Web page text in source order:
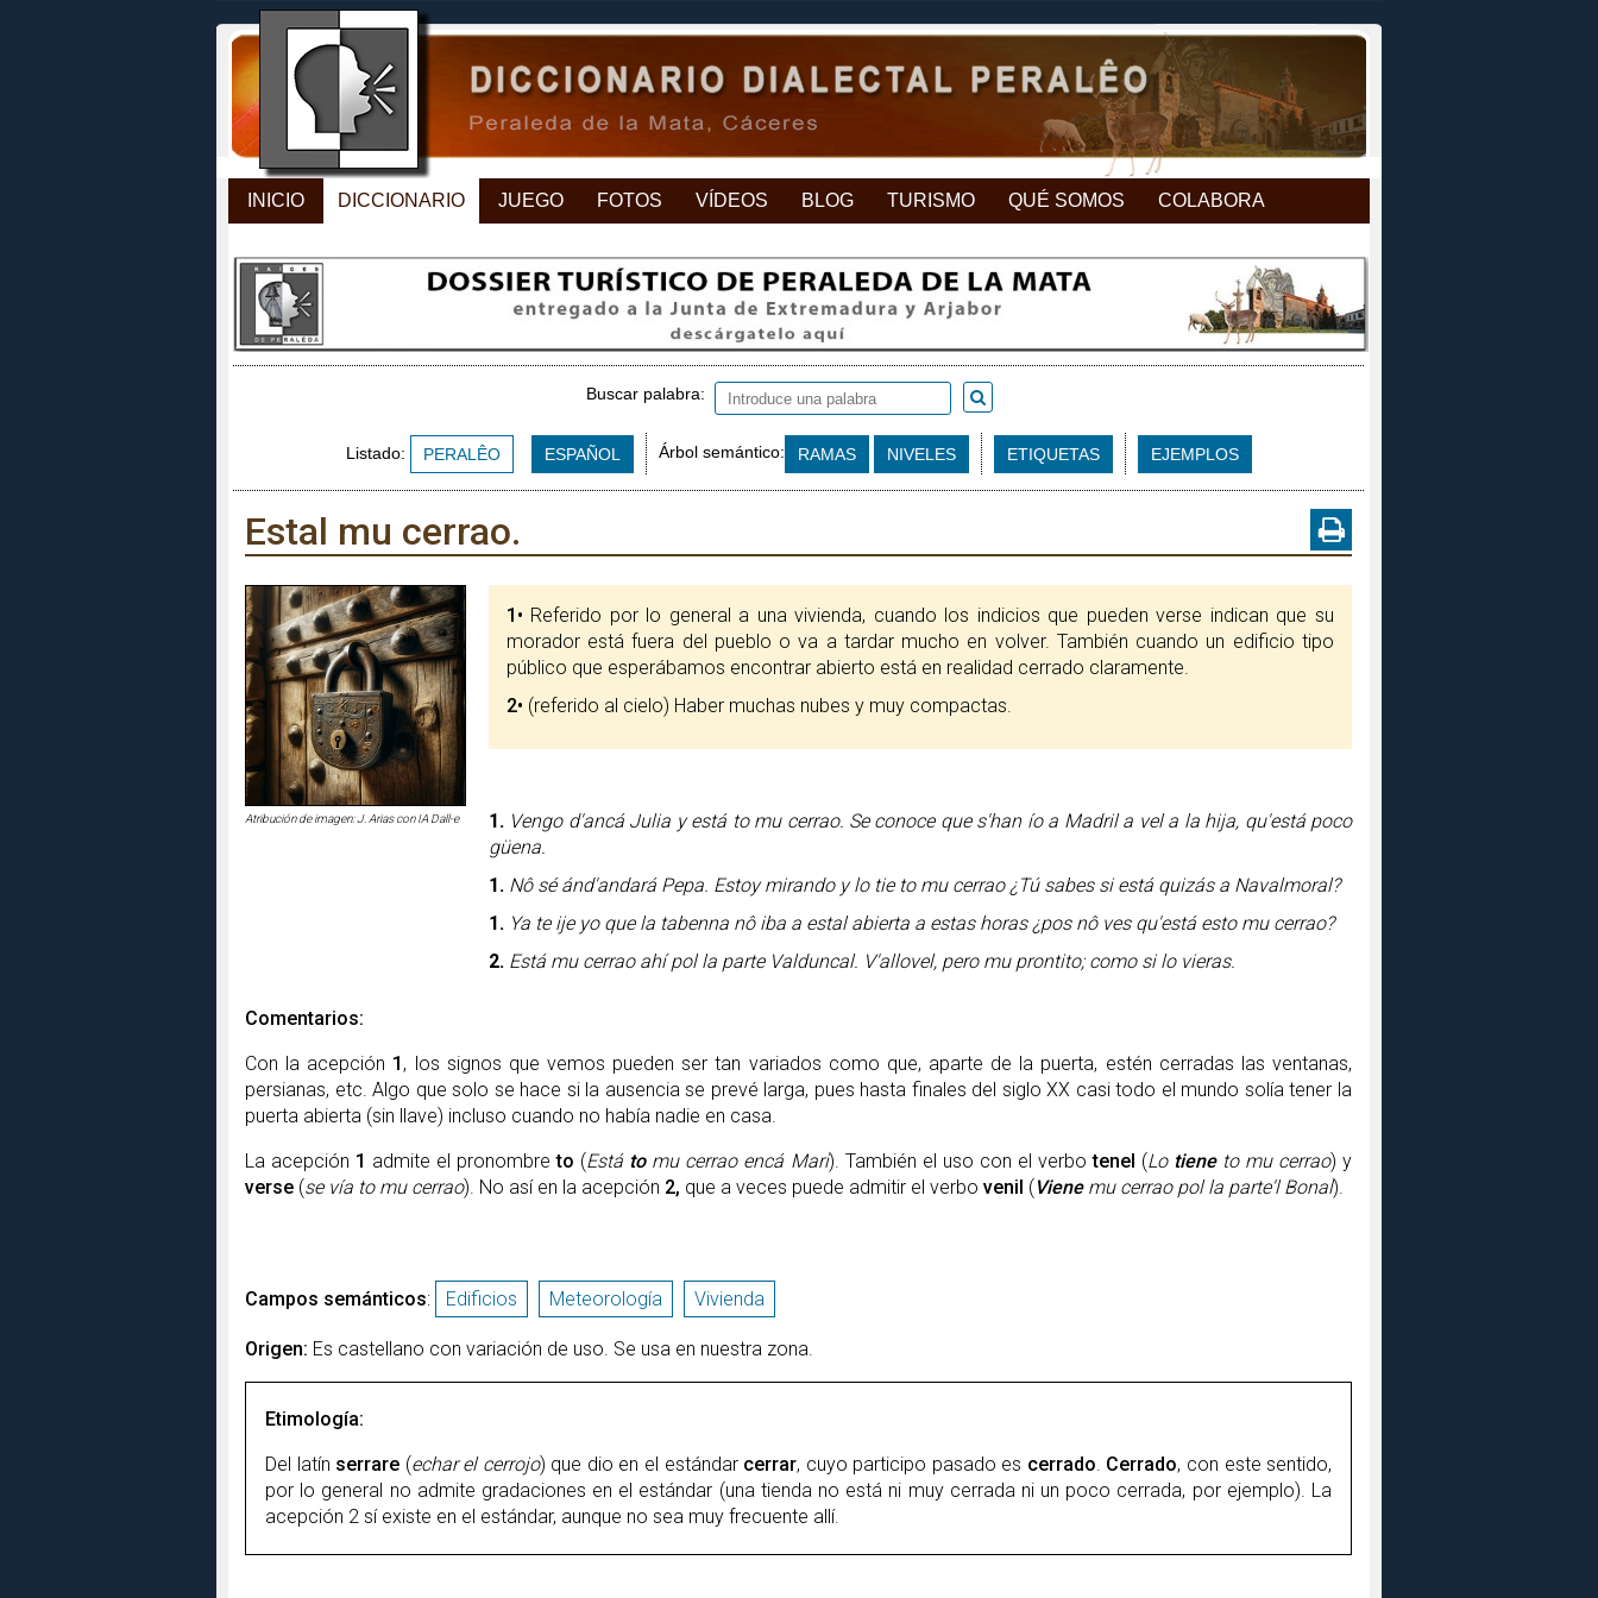
INICIO DICCIONARIO JUEGO FOTOS VÍDEOS BLOG TURISMO QUÉ SOMOS COLABORA
Buscar palabra:
Listado: PERALÊO ESPAÑOL Árbol semántico: RAMAS NIVELES ETIQUETAS EJEMPLOS
Estal mu cerrao.
Atribución de imagen: J. Arias con IA Dall-e
1 • Referido por lo general a una vivienda, cuando los indicios que pueden verse indican que su
morador está fuera del pueblo o va a tardar mucho en volver. También cuando un edificio tipo
público que esperábamos encontrar abierto está en realidad cerrado claramente.
2• (referido al cielo) Haber muchas nubes y muy compactas.
1. Vengo d'ancá Julia y está to mu cerrao. Se conoce que s'han ío a Madril a vel a la hija, qu'está poco
güena.
1. Nô sé ánd'andará Pepa. Estoy mirando y lo tie to mu cerrao ¿Tú sabes si está quizás a Navalmoral?
1. Ya te ije yo que la tabenna nô iba a estal abierta a estas horas ¿pos nô ves qu'está esto mu cerrao?
2. Está mu cerrao ahí pol la parte Valduncal. V'allovel, pero mu prontito; como si lo vieras.
Comentarios:
Con la acepción 1 , los signos que vemos pueden ser tan variados como que, aparte de la puerta, estén cerradas las ventanas,
persianas, etc. Algo que solo se hace si la ausencia se prevé larga, pues hasta finales del siglo XX casi todo el mundo solía tener la
puerta abierta (sin llave) incluso cuando no había nadie en casa.
La acepción 1 admite el pronombreto (Está to mu cerrao encá Mari). También el uso con el verbotenel (Lo tiene to mu cerrao) y
verse (se vía to mu cerrao). No así en la acepción 2, que a veces puede admitir el verbo venil (Viene mu cerrao pol la parte'l Bonal).
Campos semánticos: Edificios Meteorología Vivienda
Origen: Es castellano con variación de uso. Se usa en nuestra zona.
Etimología:
Del latín serrare (echar el cerrojo) que dio en el estándar cerrar, cuyo participo pasado es cerrado. Cerrado, con este sentido,
por lo general no admite gradaciones en el estándar (una tienda no está ni muy cerrada ni un poco cerrada, por ejemplo). La
acepción 2 sí existe en el estándar, aunque no sea muy frecuente allí.